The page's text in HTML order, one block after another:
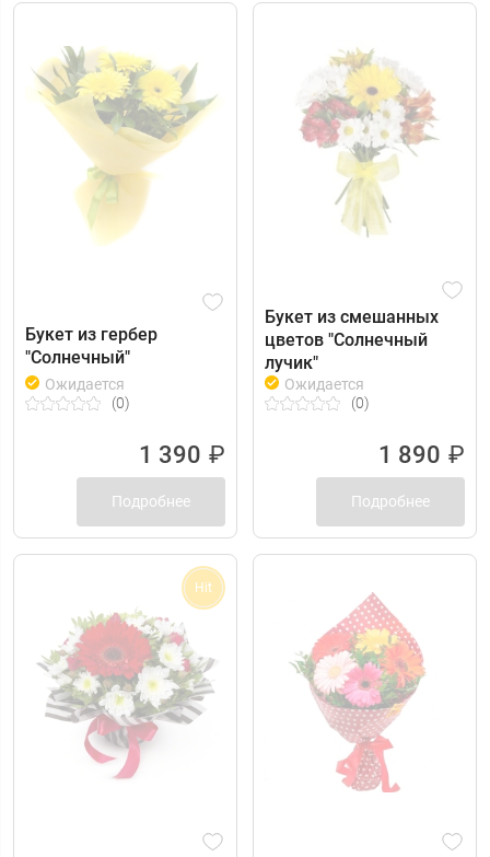
Букет из гербер
"Солнечный"
Ожидается
(0)
1 390 ₽
Подробнее
Букет из смешанных
цветов "Солнечный
лучик"
Ожидается
(0)
1 890 ₽
Подробнее
Hit